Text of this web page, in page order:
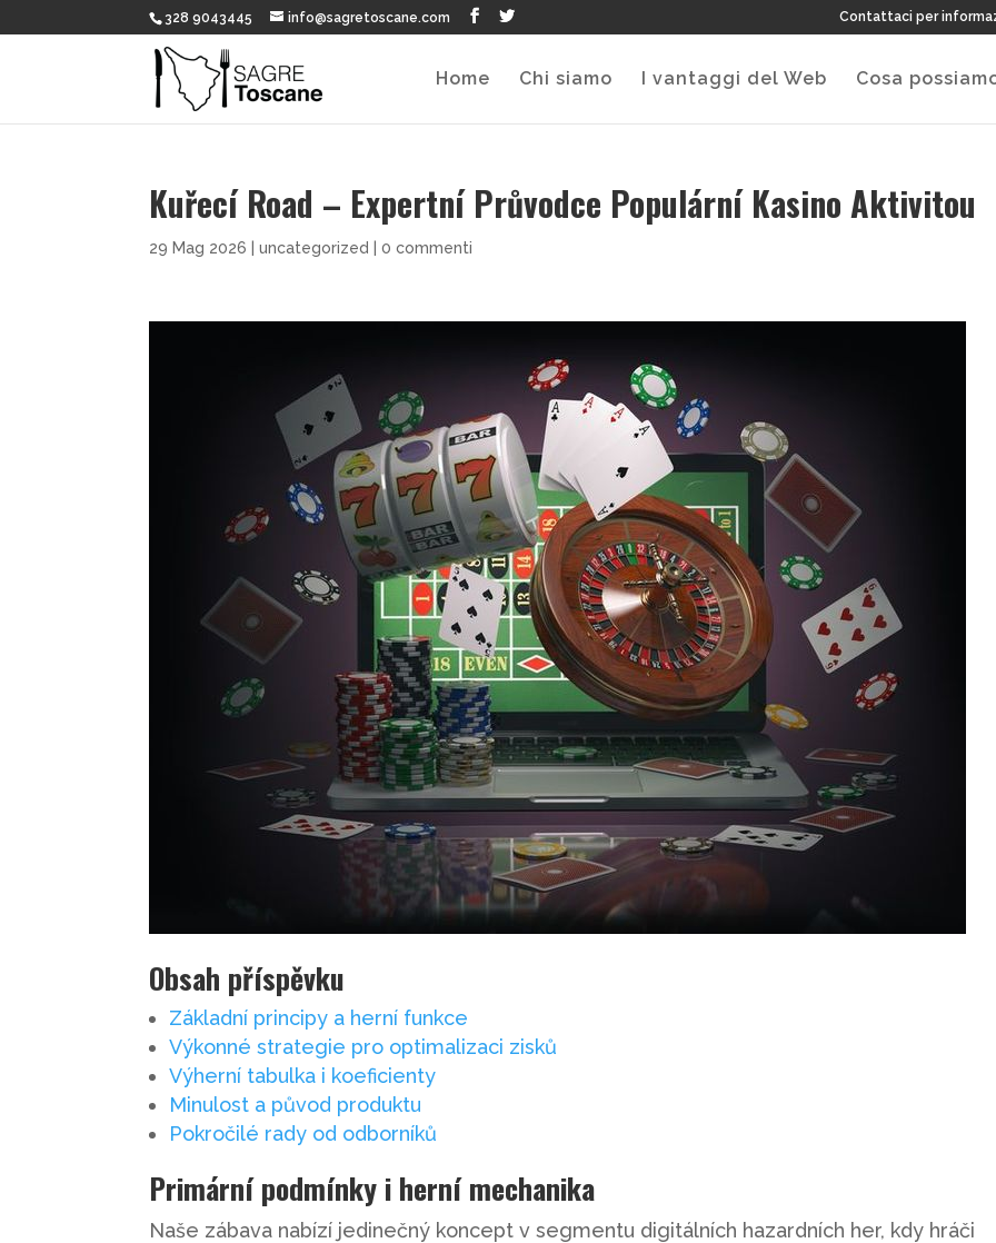
328 9043445 info@sagretoscane.com Contattaci per
Home Chi siamo I vantaggi del Web Cosa
Kuřecí Road – Expertní Průvodce Populární Kasino Aktivitou
29 Mag 2026 |uncategorized |0 commenti
Obsah příspěvku
Základní principy a herní funkce
Výkonné strategie pro optimalizaci zisků
Výherní tabulka i koeficienty
Minulost a původ produktu
Pokročilé rady od odborníků
Primární podmínky i herní mechanika
Naše zábava nabízí jedinečný koncept v segmentu digitálních hazardních her, kdy hráči